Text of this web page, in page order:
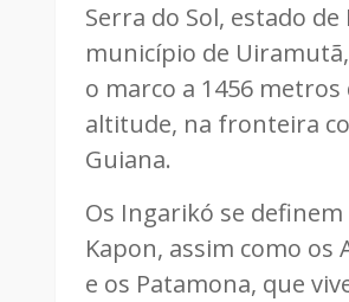
Serra do Sol, estado de
município de
o marco a 1456 metros
altitude, na fronteira
Guiana.
Os Ingarikó se definem
Kapon, assim como os
e os Patamona, que